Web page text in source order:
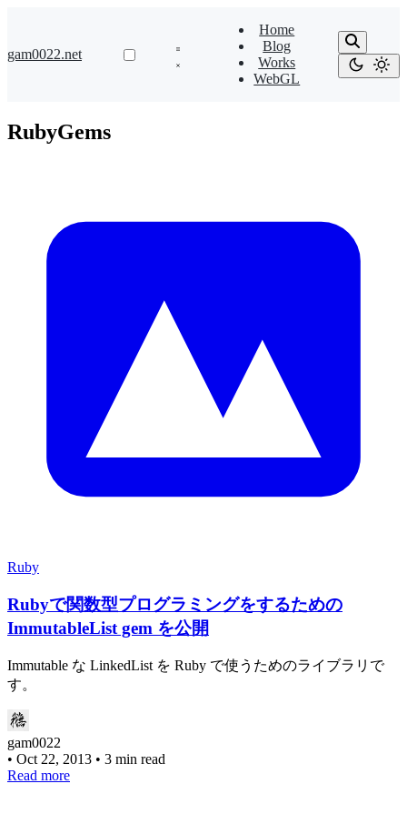
gam0022.net
Home
Blog
Works
WebGL
RubyGems
Ruby
Rubyで関数型プログラミングをするための
ImmutableList gem を公開
Immutable な LinkedList を Ruby で使うためのライブラリで
す。
gam0022
• Oct 22, 2013 • 3 min read
Read more